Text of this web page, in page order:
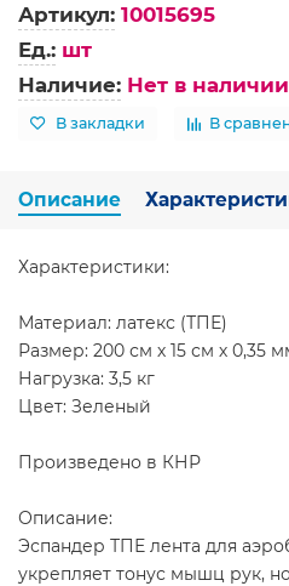
Артикул: 10015695
Ед.: шт
Наличие: Нет в наличии
В закладки В
Описание
Характеристики:
Материал: латекс (ТПЕ)
Размер: 200 см х 15 см х 0,35
Нагрузка: 3,5 кг
Цвет: Зеленый
Произведено в КНР
Описание:
Эспандер ТПЕ лента для
укрепляет тонус мышц рук,